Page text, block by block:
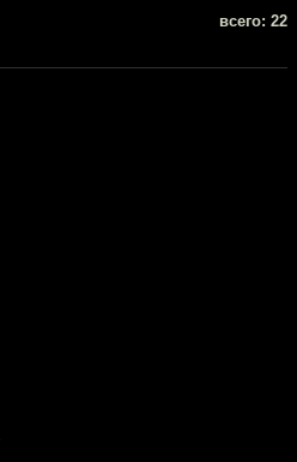
всего: 22